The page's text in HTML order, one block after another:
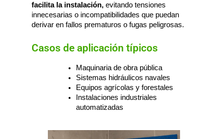
facilita la instalación,evitando tensiones
innecesarias o incompatibilidades que puedan
derivar en fallos prematuros o fugas peligrosas.
Casos de aplicación típicos
Maquinaria de obra pública
Sistemas hidráulicos navales
Equipos agrícolas y forestales
Instalaciones industriales
automatizadas